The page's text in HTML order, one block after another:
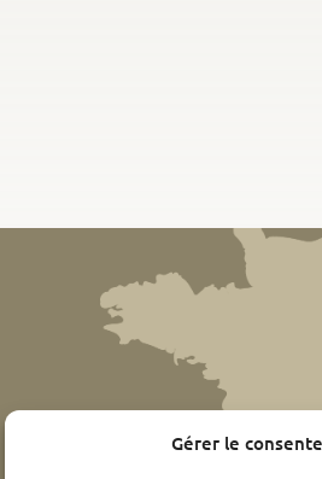
Gérer le